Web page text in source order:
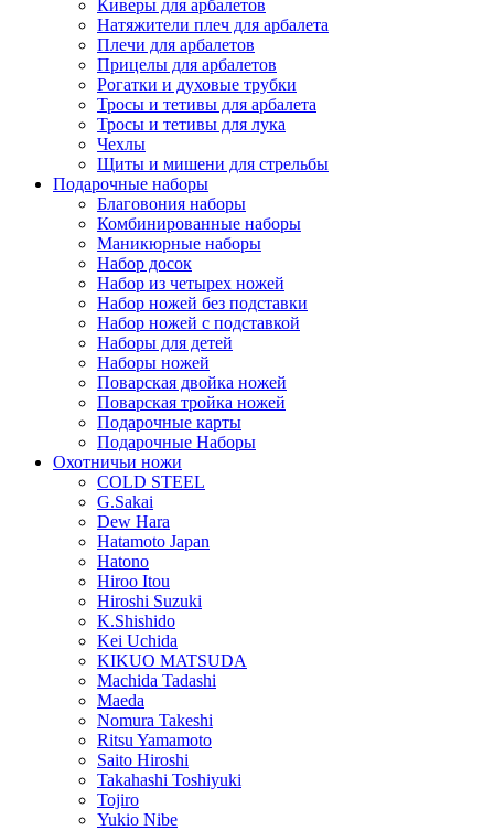
Киверы для арбалетов
Натяжители плеч для арбалета
Плечи для арбалетов
Прицелы для арбалетов
Рогатки и духовые трубки
Тросы и тетивы для арбалета
Тросы и тетивы для лука
Чехлы
Щиты и мишени для стрельбы
Подарочные наборы
Благовония наборы
Комбинированные наборы
Маникюрные наборы
Набор досок
Набор из четырех ножей
Набор ножей без подставки
Набор ножей с подставкой
Наборы для детей
Наборы ножей
Поварская двойка ножей
Поварская тройка ножей
Подарочные карты
Подарочные Наборы
Охотничьи ножи
COLD STEEL
G.Sakai
Dew Hara
Hatamoto Japan
Hatono
Hiroo Itou
Hiroshi Suzuki
K.Shishido
Kei Uchida
KIKUO MATSUDA
Machida Tadashi
Maeda
Nomura Takeshi
Ritsu Yamamoto
Saito Hiroshi
Takahashi Toshiyuki
Tojiro
Yukio Nibe